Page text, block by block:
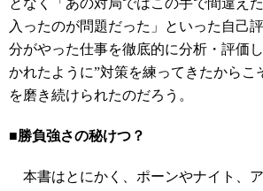
となく「あの対局ではこの手で間違え
入ったのが問題だった」といった自己
分がやった仕事を徹底的に分析・評価
かれたように”対策を練ってきたからこ
を磨き続けられたのだろう。
■勝負強さの秘けつ？
本書はとにかく、ポーンやナイト、